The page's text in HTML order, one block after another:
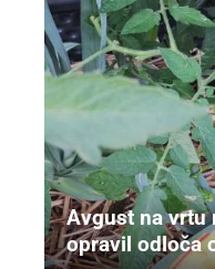
Avgust na vrtu
opravil odloča